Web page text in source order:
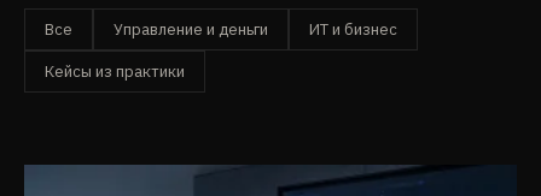
Все Управление и деньги ИТ и бизнес
Кейсы из практики